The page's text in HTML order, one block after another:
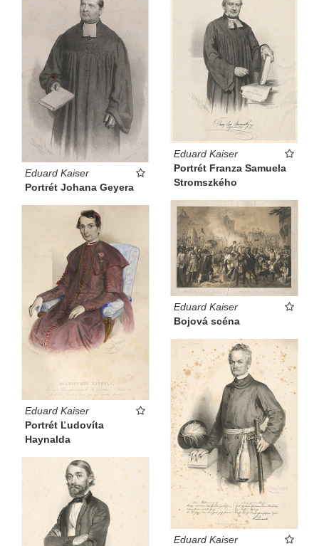
Eduard Kaiser
Portrét Franza Samuela
Stromszkého
Eduard Kaiser
Portrét Johana Geyera
Eduard Kaiser
Bojová scéna
Eduard Kaiser
Portrét Ľudovíta
Haynalda
Eduard Kaiser